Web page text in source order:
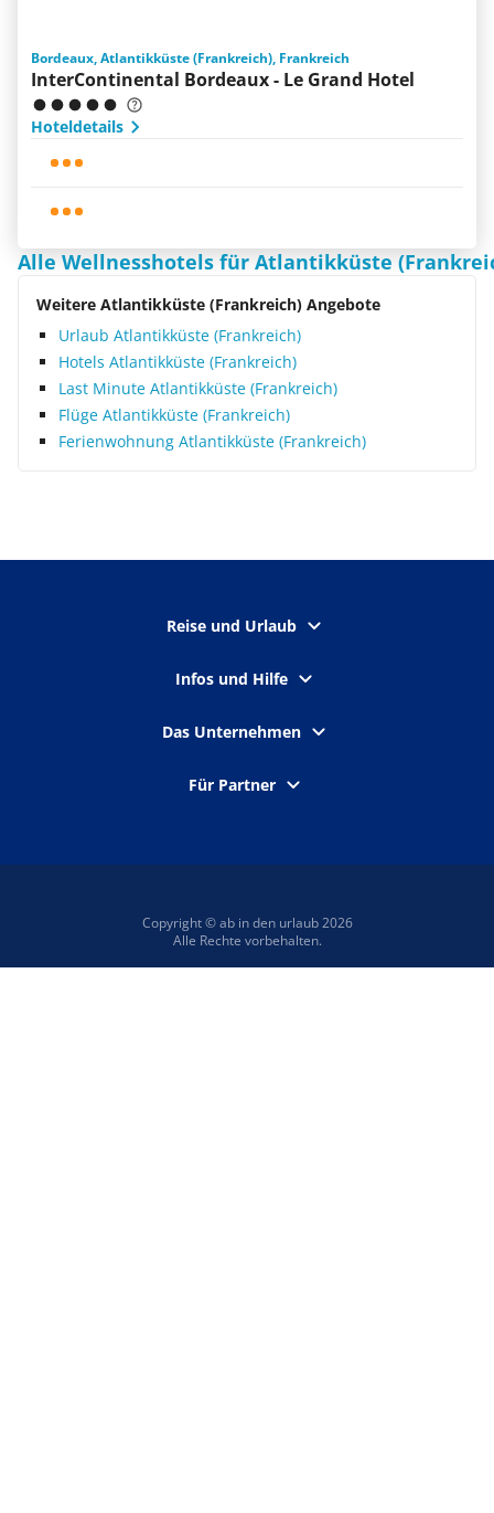
Bordeaux, Atlantikküste (Frankreich), Frankreich
InterContinental Bordeaux - Le Grand Hotel
Hoteldetails
Alle Wellnesshotels für Atlantikküste
Weitere Atlantikküste (Frankreich) Angebote
Urlaub Atlantikküste (Frankreich)
Hotels Atlantikküste (Frankreich)
Last Minute Atlantikküste (Frankreich)
Flüge Atlantikküste (Frankreich)
Ferienwohnung Atlantikküste (Frankreich)
Reise und Urlaub
Infos und Hilfe
Das Unternehmen
Für Partner
Copyright © ab in den urlaub 2026
Alle Rechte vorbehalten.